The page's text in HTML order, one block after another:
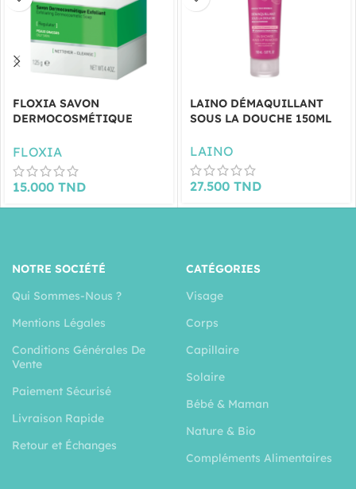
FLOXIA SAVON
DERMOCOSMÉTIQUE
GRASSES 125G
FLOXIA
15.000 TND
LAINO DÉMAQUILLANT
SOUS LA DOUCHE 150ML
LAINO
27.500 TND
NOTRE SOCIÉTÉ
Qui Sommes-Nous ?
Mentions Légales
Conditions Générales De
Vente
Paiement Sécurisé
Livraison Rapide
Retour et Échanges
CATÉGORIES
Visage
Corps
Capillaire
Solaire
Bébé & Maman
Nature & Bio
Compléments Alimentaires